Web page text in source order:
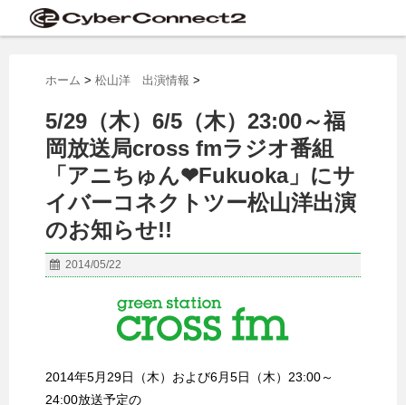
ホーム > 松山洋 出演情報 >
5/29（木）6/5（木）23:00～福
岡放送局cross fmラジオ番組
「アニちゅん❤Fukuoka」にサ
イバーコネクトツー松山洋出演
のお知らせ!!
2014/05/22
2014年5月29日（木）および6月5日（木）23:00～
24:00放送予定の